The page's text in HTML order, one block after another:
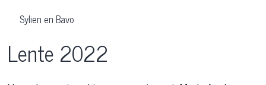
Sylien en Bavo
Lente 2022